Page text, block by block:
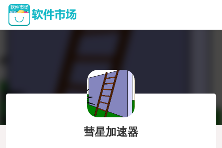
彗星加速器